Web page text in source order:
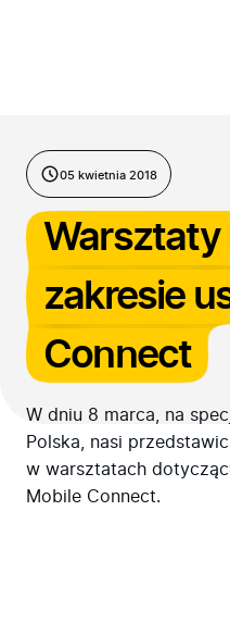
05 kwietnia 2018
Warsztaty
zakresie
Connect
W dniu 8 marca, na
Polska, nasi
w warsztatach
Mobile Connect.